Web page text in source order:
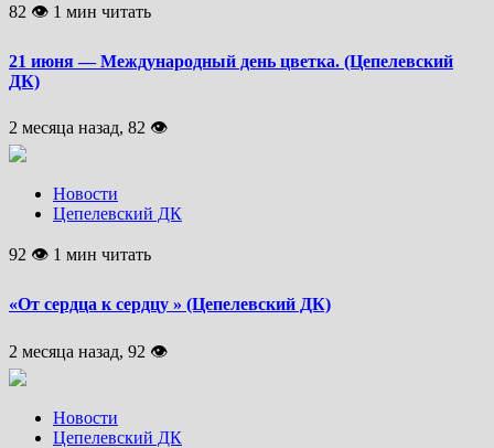
82 👁 1 мин читать
21 июня — Международный день цветка. (Цепелевский
ДК)
2 месяца назад, 82 👁
Новости
Цепелевский ДК
92 👁 1 мин читать
«От сердца к сердцу » (Цепелевский ДК)
2 месяца назад, 92 👁
Новости
Цепелевский ДК